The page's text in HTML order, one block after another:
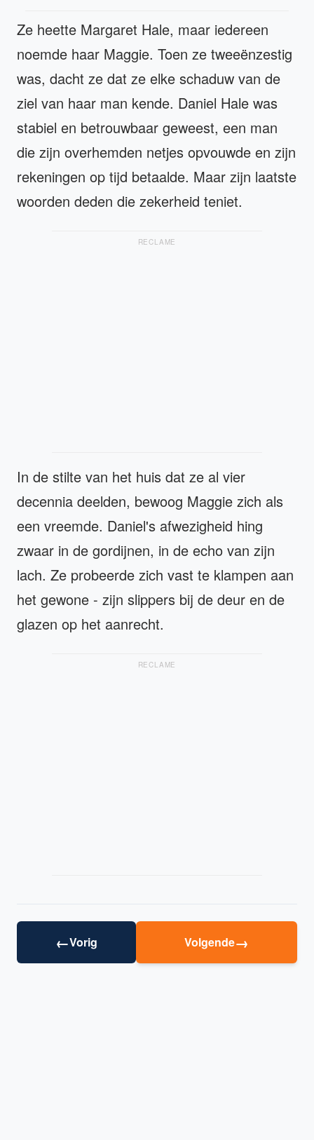
Ze heette Margaret Hale, maar iedereen
noemde haar Maggie. Toen ze tweeënzestig
was, dacht ze dat ze elke schaduw van de
ziel van haar man kende. Daniel Hale was
stabiel en betrouwbaar geweest, een man
die zijn overhemden netjes opvouwde en zijn
rekeningen op tijd betaalde. Maar zijn laatste
woorden deden die zekerheid teniet.
RECLAME
In de stilte van het huis dat ze al vier
decennia deelden, bewoog Maggie zich als
een vreemde. Daniel's afwezigheid hing
zwaar in de gordijnen, in de echo van zijn
lach. Ze probeerde zich vast te klampen aan
het gewone - zijn slippers bij de deur en de
glazen op het aanrecht.
RECLAME
←Vorig Volgende→